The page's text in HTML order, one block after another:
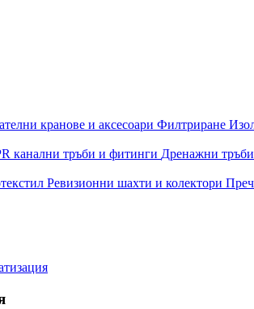
кранове и аксесоари Филтриране
канални тръби и фитинги Дренажни
Ревизионни шахти и колектори